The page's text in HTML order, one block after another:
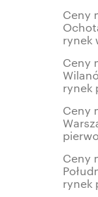
Ceny
rynek
Ceny
rynek
Ceny
Ceny
rynek